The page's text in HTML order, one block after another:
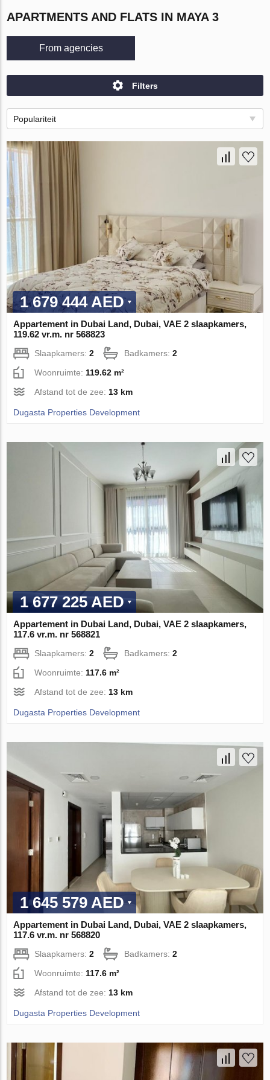
APARTMENTS AND FLATS IN MAYA 3
From agencies
Filters
Populariteit
1 679 444 AED
Appartement in Dubai Land, Dubai, VAE 2 slaapkamers,
119.62 vr.m. nr 568823
Slaapkamers:2 Badkamers:2
Woonruimte: 119.62 m²
Afstand tot de zee: 13 km
Dugasta Properties Development
1 677 225 AED
Appartement in Dubai Land, Dubai, VAE 2 slaapkamers,
117.6 vr.m. nr 568821
Slaapkamers:2 Badkamers:2
Woonruimte:117.6 m²
Afstand tot de zee:13 km
Dugasta Properties Development
1 645 579 AED
Appartement in Dubai Land, Dubai, VAE 2 slaapkamers,
117.6 vr.m. nr 568820
Slaapkamers:2 Badkamers:2
Woonruimte: 117.6 m²
Afstand tot de zee: 13 km
Dugasta Properties Development